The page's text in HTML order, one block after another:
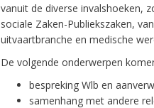
vanuit de diverse invalshoeken,
sociale Zaken-Publiekszaken,
uitvaartbranche en medische
De volgende onderwerpen
bespreking Wlb en
samenhang met andere